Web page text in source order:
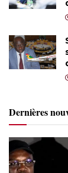
Dernières